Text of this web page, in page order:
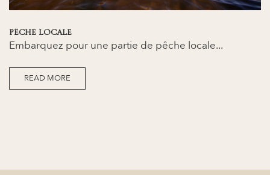
PÊCHE LOCALE
Embarquez pour une partie de pêche locale...
READ MORE